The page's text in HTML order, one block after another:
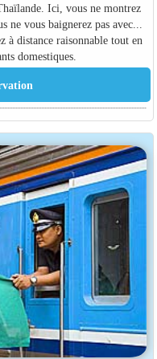
Ici, vous ne montrez
ne vous baignerez pas avec...
à distance raisonnable tout en
domestiques.